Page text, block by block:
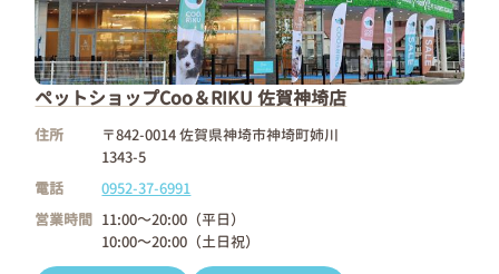
ペットショップCoo＆RIKU 佐賀神埼店
住所
〒842-0014 佐賀県神埼市神埼町姉川
1343-5
電話
0952-37-6991
営業時間 11:00～20:00（平日）
10:00～20:00（土日祝）